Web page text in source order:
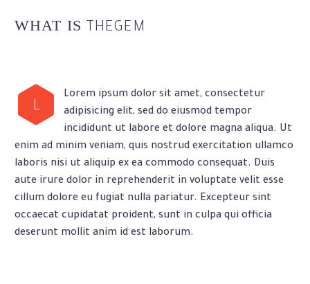
WHAT IS THEGEM
L
Lorem ipsum dolor sit amet, consectetur
adipisicing elit, sed do eiusmod tempor
incididunt ut labore et dolore magna aliqua. Ut
enim ad minim veniam, quis nostrud exercitation ullamco
laboris nisi ut aliquip ex ea commodo consequat. Duis
aute irure dolor in reprehenderit in voluptate velit esse
cillum dolore eu fugiat nulla pariatur. Excepteur sint
occaecat cupidatat proident, sunt in culpa qui officia
deserunt mollit anim id est laborum.